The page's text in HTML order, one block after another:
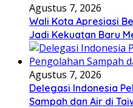
Agustus 7, 2026
Wali Kota Apresiasi
Jadi Kekuatan Baru
Agustus 7, 2026
Delegasi Indonesia
Sampah dan Air di